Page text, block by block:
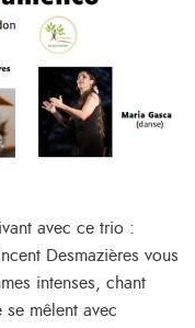
avec ce trio :
Desmazières vous
intenses, chant
se mêlent avec